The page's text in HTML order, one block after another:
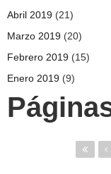
Abril 2019 (21)
Marzo 2019 (20)
Febrero 2019 (15)
Enero 2019 (9)